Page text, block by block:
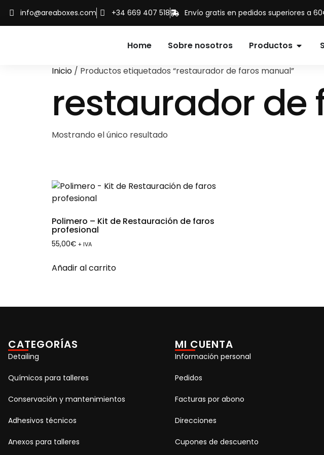
info@areaboxes.com +34 669 407 518 Envío gratis en pedidos superiores a
Home Sobre nosotros Productos
Inicio / Productos etiquetados “restaurador de faros manual”
restaurador de
Mostrando el único resultado
Polimero – Kit de Restauración de faros
profesional
55,00€ + IVA
Añadir al carrito
CATEGORÍAS
Detailing
Químicos para talleres
Conservación y mantenimientos
Adhesivos técnicos
Anexos para talleres
MI CUENTA
Información personal
Pedidos
Facturas por abono
Direcciones
Cupones de descuento